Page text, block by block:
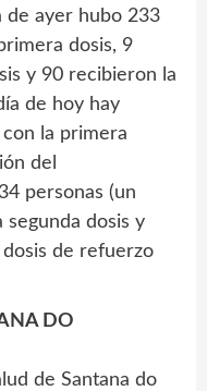
de ayer hubo 233
dosis, 9
y 90 recibieron la
de hoy hay
la primera
del
personas (un
segunda dosis y
de refuerzo
DO
de Santana do